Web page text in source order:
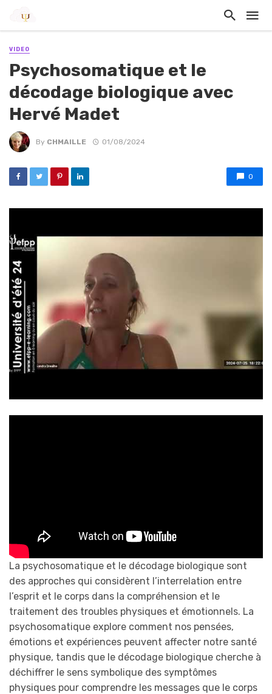
VIDEO
Psychosomatique et le
décodage biologique avec
Hervé Madet
By CHMAILLE 01/08/2024
0
La psychosomatique et le décodage biologique sont
des approches qui considèrent l’interrelation entre
l’esprit et le corps dans la compréhension et le
traitement des troubles physiques et émotionnels. La
psychosomatique explore comment nos pensées,
émotions et expériences peuvent affecter notre santé
physique, tandis que le décodage biologique cherche à
déchiffrer le sens symbolique des symptômes
physiques pour comprendre les messages que le corps